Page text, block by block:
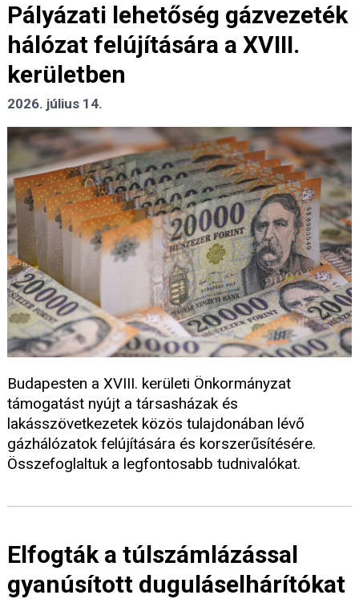
Pályázati lehetőség gázvezeték
hálózat felújítására a XVIII.
kerületben
2026. július 14.
Budapesten a XVIII. kerületi Önkormányzat
támogatást nyújt a társasházak és
lakásszövetkezetek közös tulajdonában lévő
gázhálózatok felújítására és korszerűsítésére.
Összefoglaltuk a legfontosabb tudnivalókat.
Elfogták a túlszámlázással
gyanúsított duguláselhárítókat